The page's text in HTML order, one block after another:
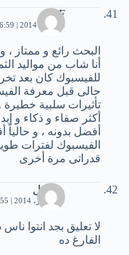
Dr.F
26 يناير، 2014 | 6:59 م
البحث رائع و ممتاز
أنا شاب من مواليد
للفيسبوك كان بعد
حالى قبل معرفة
تأثيرات سلبية
أكثر صفاء و ذكاء و
أفضل بدونه ، و
الفيسبوك لفترات
قدراتى مرة أخرى
مجهول
21 فبراير، 2014 | 6:55 م
لا تعليق بجد انتوا
الفارغ ده